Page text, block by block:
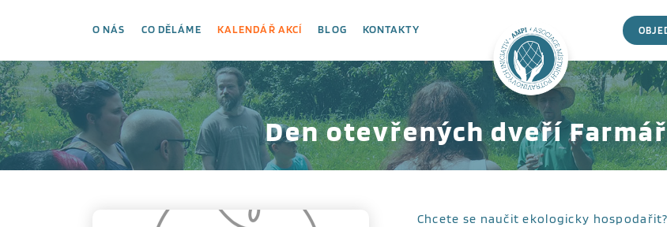
O NÁS CO DĚLÁME KALENDÁŘ AKCÍ BLOG KONTAKTY
Den otevřených dveří
Chcete se naučit ekologicky